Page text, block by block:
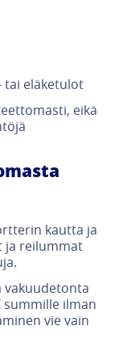
tai eläketulot
eikä
kautta ja
ja reilummat
vakuudetonta
summille ilman
vie vain